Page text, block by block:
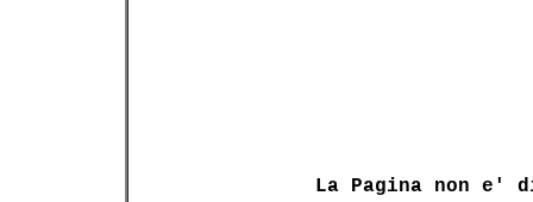
La Pagina non e'